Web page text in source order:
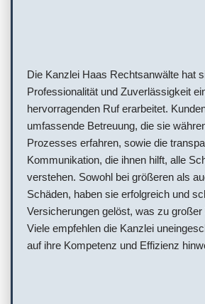
Die Kanzlei Haas Rechtsanwälte hat
Professionalität und Zuverlässigkeit
hervorragenden Ruf erarbeitet.
umfassende Betreuung, die sie
Prozesses erfahren, sowie die
Kommunikation, die ihnen hilft, alle
verstehen. Sowohl bei größeren als
Schäden, haben sie erfolgreich und
Versicherungen gelöst, was zu großer
Viele empfehlen die Kanzlei
auf ihre Kompetenz und Effizienz